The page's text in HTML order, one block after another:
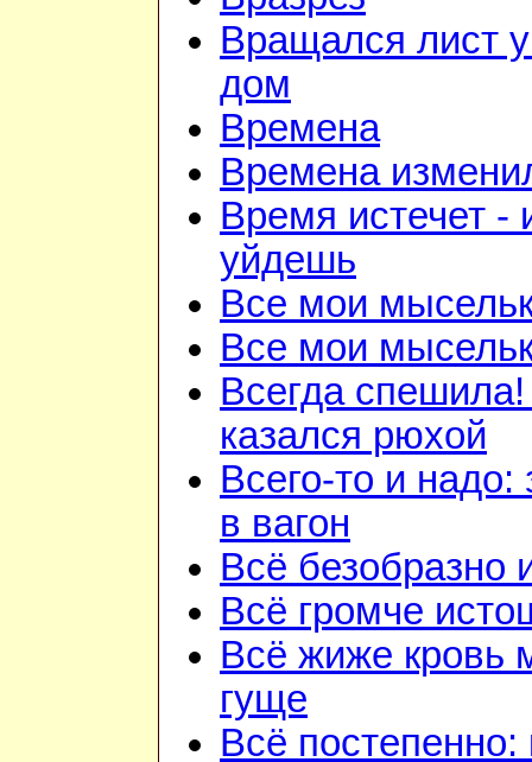
Вращался лист
дом
Времена
Времена
Время истечет -
уйдешь
Все мои
Все мои
Всегда
казался рюхой
Всего-то и надо:
в вагон
Всё безобразно
Всё громче
Всё жиже кровь
гуще
Всё постепенно: